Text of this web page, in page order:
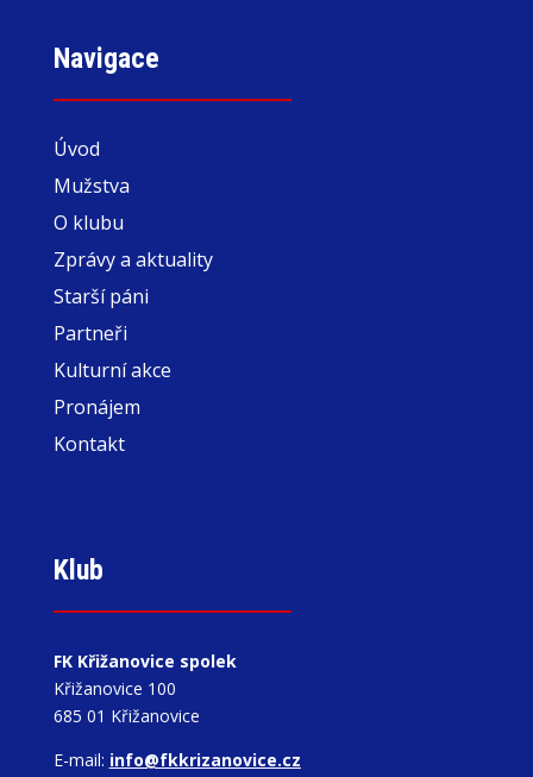
Navigace
Úvod
Mužstva
O klubu
Zprávy a aktuality
Starší páni
Partneři
Kulturní akce
Pronájem
Kontakt
Klub
FK Křižanovice spolek
Křižanovice 100
685 01 Křižanovice
E-mail: info@fkkrizanovice.cz